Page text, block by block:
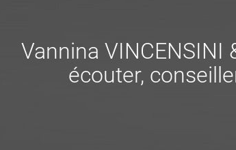
Vannina VINCENSINI
écouter,